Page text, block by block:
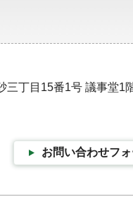
三丁目15番1号 議事堂1
お問い合わせフ